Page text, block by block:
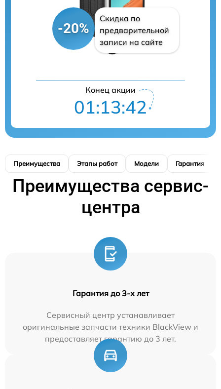
-20%
Скидка по
предварительной
записи на сайте
Конец акции
01:13:41
Преимущества Этапы работ Модели Гарантия
Преимущества сервис-
центра
Гарантия до 3-х лет
Сервисный центр устанавливает
оригинальные запчасти техники BlackView и
предоставляет гарантию до 3 лет.